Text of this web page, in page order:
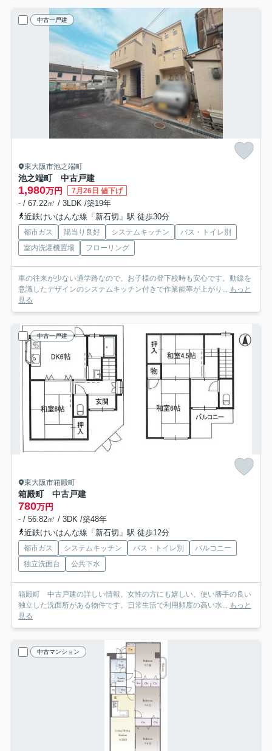
中古一戸建
東大阪市池之端町
池之端町 中古戸建
1,980万円 7月26日 値下げ
- / 67.22㎡ / 3LDK /築19年
近鉄けいはんな線「新石切」駅 徒歩30分
都市ガス 陽当り良好 システムキッチン
バス・トイレ別
室内洗濯機置場
フローリング
車の往来が少ない通学路なので、お子様の登下校時も安心です。動線を
意識したデザインのシステムキッチン付きで作業能率が上がり...
もっと
見る
中古一戸建
東大阪市箱殿町
箱殿町 中古戸建
780万円
- / 56.82㎡ / 3DK /築48年
近鉄けいはんな線「新石切」駅 徒歩12分
都市ガス システムキッチン バス・トイレ別
バルコニー
独立洗面台
公共下水
箱殿町 中古戸建の詳しい情報。女性の方にも嬉しい、使い勝手の良い
独立した洗面所がある物件です。日常生活で利用頻度の高い水...
もっと
見る
中古マンション